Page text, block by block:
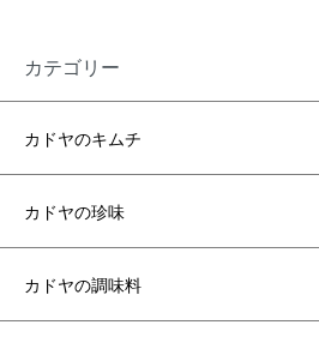
カテゴリー
カドヤのキムチ
カドヤの珍味
カドヤの調味料